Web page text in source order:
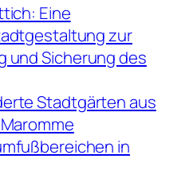
Eine
zur
und Sicherung des
Stadtgärten aus
in